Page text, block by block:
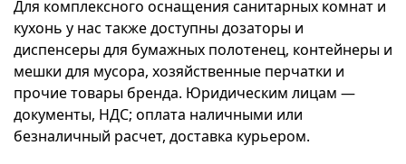
Для комплексного оснащения санитарных комнат и
кухонь у нас также доступны дозаторы и
диспенсеры для бумажных полотенец, контейнеры и
мешки для мусора, хозяйственные перчатки и
прочие товары бренда. Юридическим лицам —
документы, НДС; оплата наличными или
безналичный расчет, доставка курьером.